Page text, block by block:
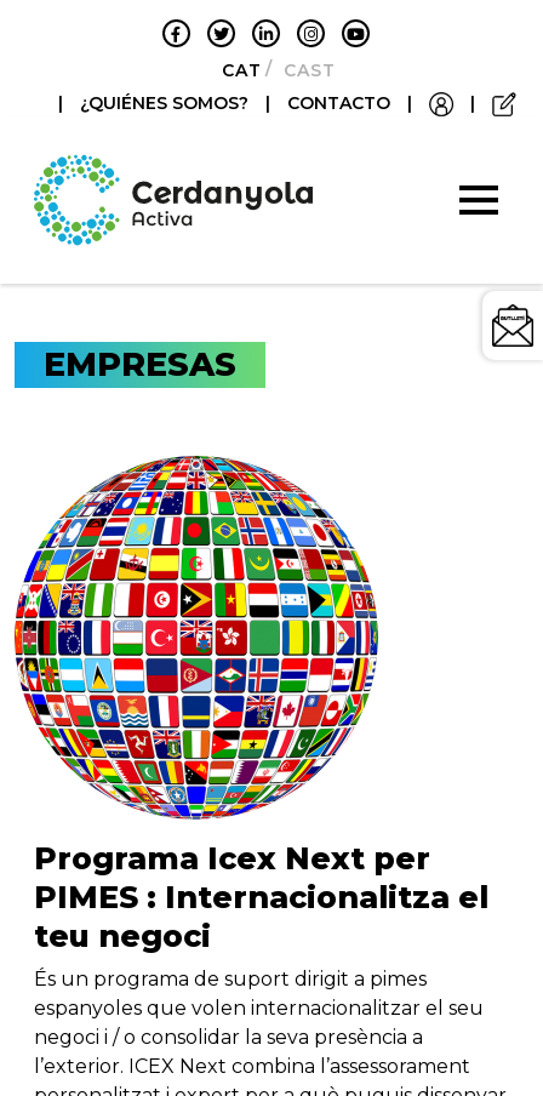
CATALÀCASTELLANO
|
¿QUIÉNES SOMOS? | CONTACTO | |
EMPRESAS
Programa Icex Next per
PIMES : Internacionalitza el
teu negoci
És un programa de suport dirigit a pimes
espanyoles que volen internacionalitzar el seu
negoci i / o consolidar la seva presència a
l’exterior. ICEX Next combina l’assessorament